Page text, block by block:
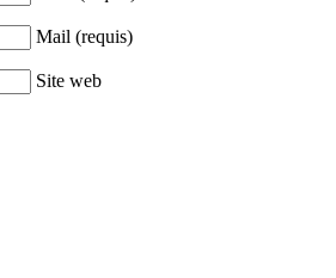
Mail (requis)
Site web